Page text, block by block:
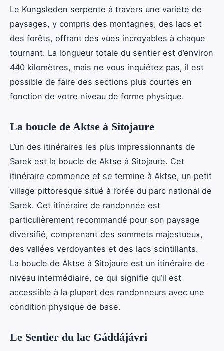
Le Kungsleden serpente à travers une variété de
paysages, y compris des montagnes, des lacs et
des forêts, offrant des vues incroyables à chaque
tournant. La longueur totale du sentier est d’environ
440 kilomètres, mais ne vous inquiétez pas, il est
possible de faire des sections plus courtes en
fonction de votre niveau de forme physique.
La boucle de Aktse à Sitojaure
L’un des itinéraires les plus impressionnants de
Sarek est la boucle de Aktse à Sitojaure. Cet
itinéraire commence et se termine à Aktse, un petit
village pittoresque situé à l’orée du parc national de
Sarek. Cet itinéraire de randonnée est
particulièrement recommandé pour son paysage
diversifié, comprenant des sommets majestueux,
des vallées verdoyantes et des lacs scintillants.
La boucle de Aktse à Sitojaure est un itinéraire de
niveau intermédiaire, ce qui signifie qu’il est
accessible à la plupart des randonneurs avec une
condition physique de base.
Le Sentier du lac Gáddájávri